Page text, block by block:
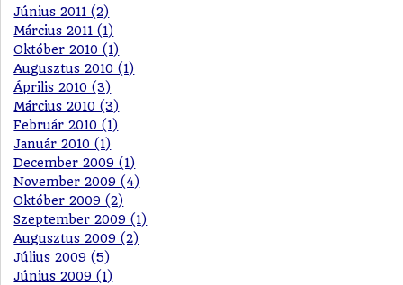
Június 2011 (2)
Március 2011 (1)
Október 2010 (1)
Augusztus 2010 (1)
Április 2010 (3)
Március 2010 (3)
Február 2010 (1)
Január 2010 (1)
December 2009 (1)
November 2009 (4)
Október 2009 (2)
Szeptember 2009 (1)
Augusztus 2009 (2)
Július 2009 (5)
Június 2009 (1)